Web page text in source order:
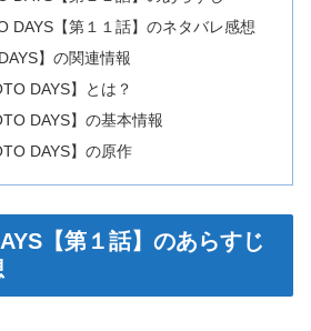
DAYS【第１１話】のネタバレ感想
】の関連情報
DAYS】とは？
DAYS】の基本情報
DAYS】の原作
【第１話】のあらすじ